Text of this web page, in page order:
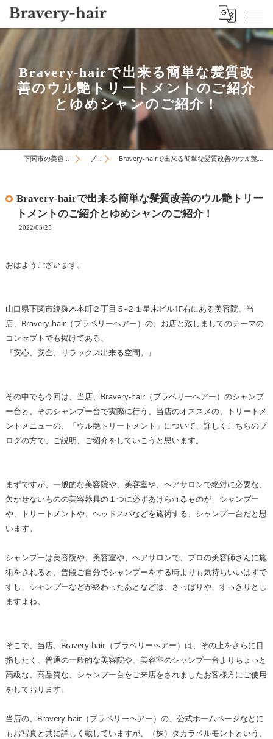
Bravery-hairで出来る簡単な髪質改
善のウル艶トリートメントのご紹介
とゆめシャンのご紹介！
下関市の美容院はBravery-hair ブログ Bravery-hairで出来る簡単な髪質改善のウル艶トリートメントのご紹介とゆめシャンのご紹介！
Bravery-hairで出来る簡単な髪質改善のウル艶トリー
トメントのご紹介とゆめシャンのご紹介！
2022/03/25
おはようございます。
山口県下関市綾羅木本町２丁目５-２１星木ビル1F右にある美容院、当
店、Bravery-hair（ブラベリーヘアー）の、お店と致しましてのテーマの
コンセプトでも掲げてある、
『安心、安全、リラックス出来る空間。』
その中でも今回は、当店、Bravery-hair（ブラベリーヘアー）のシャンプ
ー台と、そのシャンプー台で実際に行う、当店のオススメの、トリートメ
ントメニューの、「ウル艶トリートメント」について、詳しくこちらのブ
ログの方で、ご説明、ご紹介をしていこうと思います。
まずですが、一般的な美容院や、美容室や、ヘアサロンで絶対に必要な、
欠かせないものの美容器具の１つに必ずあげられるものが、シャンプー
や、トリートメントや、ヘッドスパなどを施術する、シャンプー台だと思
います。
シャンプーは美容院や、美容室や、ヘアサロンで、プロの美容師さんに施
術をされると、普段ご自分でシャンプーをする時よりも気持ちいいはずで
すし、シャンプーなどが終わったあとなどは、さっぱりや、すっきりとし
ますよね。
そこで、当店、Bravery-hair（ブラベリーヘアー）は、その上をさらに目
指したく、普通の一般的な美容院や、美容室のシャンプー台よりちょっと
高級な、高品質な、シャンプー台をご来店をされましたお客様方にご使用
をしております。
当店の、Bravery-hair（ブラベリーヘアー）の、公式ホームページなどに
もお写真と共に詳しく載していますが、（株）タカラベルモントという、